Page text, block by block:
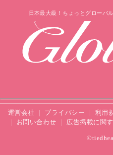
日本最大級！ちょっとグローバ
運営会社 プライバシー 利用
お問い合わせ
広告掲載に関